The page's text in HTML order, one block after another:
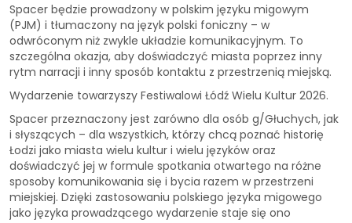
Spacer będzie prowadzony w polskim języku migowym
(PJM) i tłumaczony na język polski foniczny – w
odwróconym niż zwykle układzie komunikacyjnym. To
szczególna okazja, aby doświadczyć miasta poprzez inny
rytm narracji i inny sposób kontaktu z przestrzenią miejską.
Wydarzenie towarzyszy Festiwalowi Łódź Wielu Kultur 2026.
Spacer przeznaczony jest zarówno dla osób g/Głuchych, jak
i słyszących – dla wszystkich, którzy chcą poznać historię
Łodzi jako miasta wielu kultur i wielu języków oraz
doświadczyć jej w formule spotkania otwartego na różne
sposoby komunikowania się i bycia razem w przestrzeni
miejskiej. Dzięki zastosowaniu polskiego języka migowego
jako języka prowadzącego wydarzenie staje się ono